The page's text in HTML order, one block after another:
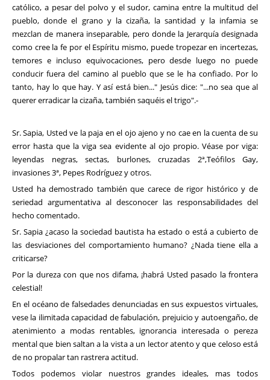
católico, a pesar del polvo y el sudor, camina entre la multitud del
pueblo, donde el grano y la cizaña, la santidad y la infamia se
mezclan de manera inseparable, pero donde la Jerarquía designada
como cree la fe por el Espíritu mismo, puede tropezar en incertezas,
temores e incluso equivocaciones, pero desde luego no puede
conducir fuera del camino al pueblo que se le ha confiado. Por lo
tanto, hay lo que hay. Y así está bien..." Jesús dice: "...no sea que al
querer erradicar la cizaña, también saquéis el trigo".-
Sr. Sapia, Usted ve la paja en el ojo ajeno y no cae en la cuenta de su
error hasta que la viga sea evidente al ojo propio. Véase por viga:
leyendas negras, sectas, burlones, cruzadas 2ª,Teófilos Gay,
invasiones 3ª, Pepes Rodríguez y otros.
Usted ha demostrado también que carece de rigor histórico y de
seriedad argumentativa al desconocer las responsabilidades del
hecho comentado.
Sr. Sapia ¿acaso la sociedad bautista ha estado o está a cubierto de
las desviaciones del comportamiento humano? ¿Nada tiene ella a
criticarse?
Por la dureza con que nos difama, ¡habrá Usted pasado la frontera
celestial!
En el océano de falsedades denunciadas en sus expuestos virtuales,
vese la ilimitada capacidad de fabulación, prejuicio y autoengaño, de
atenimiento a modas rentables, ignorancia interesada o pereza
mental que bien saltan a la vista a un lector atento y que celoso está
de no propalar tan rastrera actitud.
Todos podemos violar nuestros grandes ideales, mas todos